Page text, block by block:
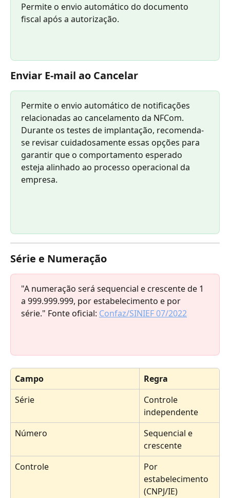
Permite o envio automático do documento
fiscal após a autorização.
Enviar E-mail ao Cancelar
Permite o envio automático de notificações
relacionadas ao cancelamento da NFCom.
Durante os testes de implantação, recomenda-
se revisar cuidadosamente essas opções para
garantir que o comportamento esperado
esteja alinhado ao processo operacional da
empresa.
Série e Numeração
"A numeração será sequencial e crescente de 1
a 999.999.999, por estabelecimento e por
série." Fonte oficial: Confaz/SINIEF 07/2022
Campo
Regra
Série
Controle
independente
Número
Sequencial e
crescente
Controle
Por
estabelecimento
(CNPJ/IE)